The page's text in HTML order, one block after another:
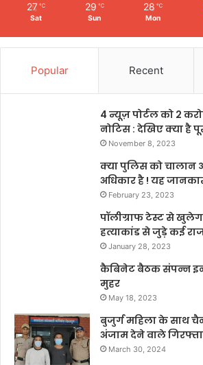
27 ℃
Sat
29 ℃
Sun
28 ℃
Mon
Popular Recent
4 न्यूज़ पोर्टल को 2
नोटिस : देखिए क्या है
November 8, 2023
क्या पुलिस को
अधिकार है ! यह
February 23, 2023
पॉलीग्राफ टेस्ट से
हत्याकांड से जुड़े कई
January 28, 2023
कैबिनेट बैठक संपन्न इन
मुहर
May 18, 2023
बुजुर्ग महिला के साथ
अंजाम देने वाले
March 30, 2024